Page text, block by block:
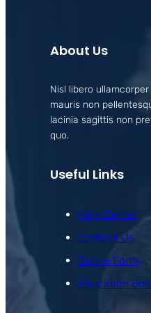
About Us
Nisl libero
mauris non
lacinia sagittis non
quo.
Useful Links
Help Center
Contact Us
Online Form
Education